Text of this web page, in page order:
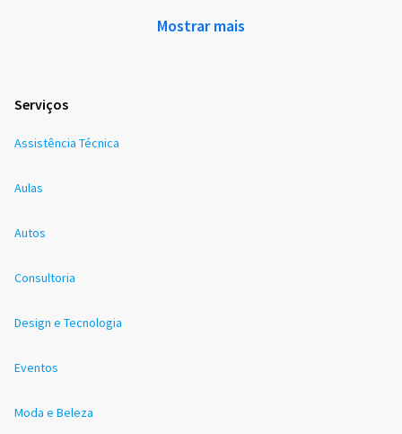
Mostrar mais
Serviços
Assistência Técnica
Aulas
Autos
Consultoria
Design e Tecnologia
Eventos
Moda e Beleza